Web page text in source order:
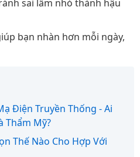
sai lầm nhỏ thành hậu
bạn nhàn hơn mỗi ngày,
Điện Truyền Thống - Ai
Thẩm Mỹ?
Thế Nào Cho Hợp Với